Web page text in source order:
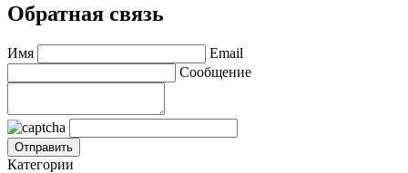
Обратная связь
Имя
Email
Сообщение
Категории